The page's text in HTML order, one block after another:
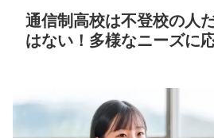
通信制高校は不登校の人
はない！多様なニーズに